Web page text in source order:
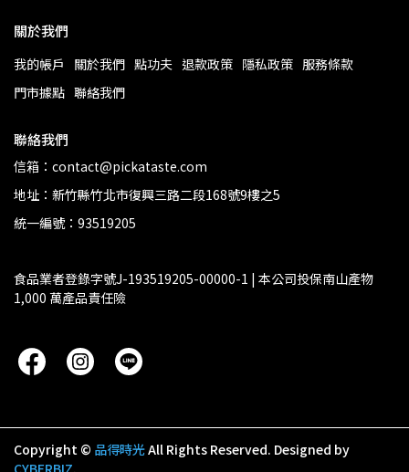
關於我們
我的帳戶 關於我們 點功夫 退款政策 隱私政策 服務條款
門市據點 聯絡我們
聯絡我們
信箱：contact@pickataste.com
地址：新竹縣竹北市復興三路二段168號9樓之5
統一編號：93519205
食品業者登錄字號J-193519205-00000-1 | 本公司投保南山產物
1,000 萬產品責任險
Copyright © 品得時光All Rights Reserved. Designed by